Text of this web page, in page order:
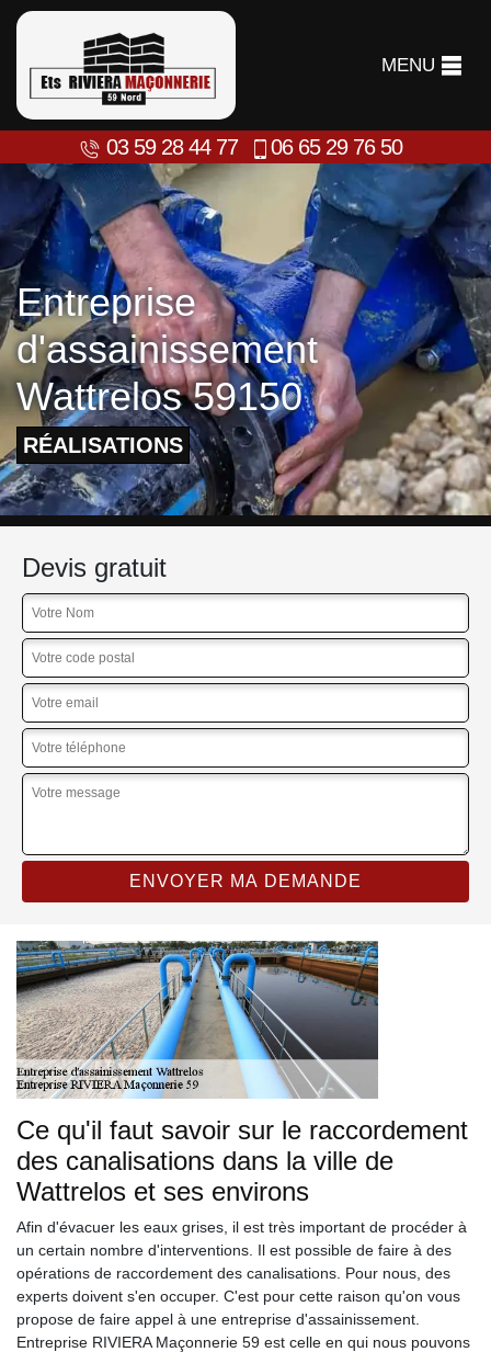
MENU
03 59 28 44 77 06 65 29 76 50
Entreprise
d'assainissement
Wattrelos 59150
RÉALISATIONS
Devis gratuit
Ce qu'il faut savoir sur le raccordement
des canalisations dans la ville de
Wattrelos et ses environs
Afin d'évacuer les eaux grises, il est très important de procéder à
un certain nombre d'interventions. Il est possible de faire à des
opérations de raccordement des canalisations. Pour nous, des
experts doivent s'en occuper. C'est pour cette raison qu'on vous
propose de faire appel à une entreprise d'assainissement.
Entreprise RIVIERA Maçonnerie 59 est celle en qui nous pouvons